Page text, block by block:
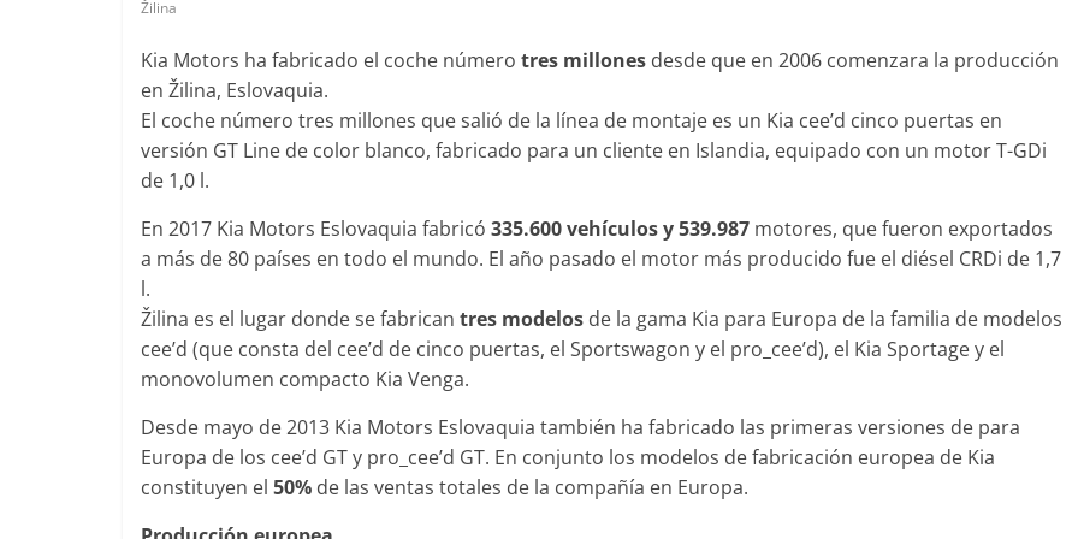
Žilina
Kia Motors ha fabricado el coche número tres millones desde que en 2006 comenzara la producción
en Žilina, Eslovaquia.
El coche número tres millones que salió de la línea de montaje es un Kia cee’d cinco puertas en
versión GT Line de color blanco, fabricado para un cliente en Islandia, equipado con un motor T-GDi
de 1,0 l.
En 2017 Kia Motors Eslovaquia fabricó 335.600 vehículos y 539.987 motores, que fueron exportados
a más de 80 países en todo el mundo. El año pasado el motor más producido fue el diésel CRDi de 1,7
l.
Žilina es el lugar donde se fabrican tres modelos de la gama Kia para Europa de la familia de modelos
cee’d (que consta del cee’d de cinco puertas, el Sportswagon y el pro_cee’d), el Kia Sportage y el
monovolumen compacto Kia Venga.
Desde mayo de 2013 Kia Motors Eslovaquia también ha fabricado las primeras versiones de para
Europa de los cee’d GT y pro_cee’d GT. En conjunto los modelos de fabricación europea de Kia
constituyen el 50% de las ventas totales de la compañía en Europa.
Clásicos
Clase S Coupé W140: 30
Mercedes-Benz más caros
31 de enero de 2022 mospotter84 0
Clásicos
25 de julio de 2022
Seguridad
Mercedes Clase A fabricados
entre 2017-2019
4 de septiembre de 2020
mospotter84
50 años del
ESF 13: un